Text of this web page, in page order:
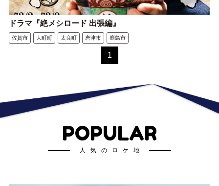
ドラマ『絶メシロード 出張編』
佐賀市 大町町 太良町 唐津市 鹿島市
1
POPULAR
人気のロケ地